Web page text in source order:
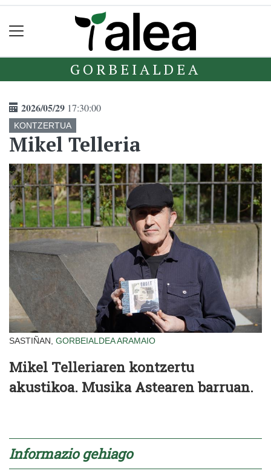
GORBEIALDEA
2026/05/29 17:30:00
KONTZERTUA
Mikel Telleria
SASTIÑAN, GORBEIALDEAARAMAIO
Mikel Telleriaren kontzertu
akustikoa. Musika Astearen barruan.
Informazio gehiago